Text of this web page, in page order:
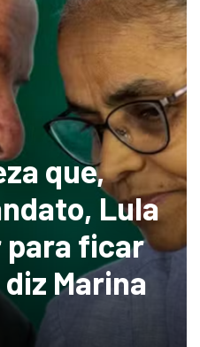
que,
Lula
para ficar
Marina